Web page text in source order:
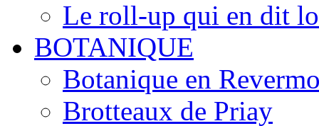
Le roll-up qui en dit
BOTANIQUE
Botanique en
Brotteaux de Priay